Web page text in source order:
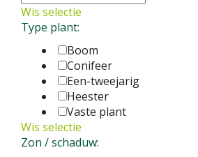
Wis selectie
Type plant:
Boom
Conifeer
Een-tweejarig
Heester
Vaste plant
Wis selectie
Zon / schaduw: